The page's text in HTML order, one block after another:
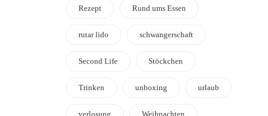
Rezept Rund ums Essen
rutar lido schwangerschaft
Second Life Stöckchen
Trinken unboxing urlaub
verlosung Weihnachten